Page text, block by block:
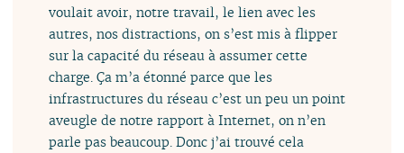
voulait avoir, notre travail, le lien avec les
autres, nos distractions, on s’est mis à flipper
sur la capacité du réseau à assumer cette
charge. Ça m’a étonné parce que les
infrastructures du réseau c’est un peu un point
aveugle de notre rapport à Internet, on n’en
parle pas beaucoup. Donc j’ai trouvé cela